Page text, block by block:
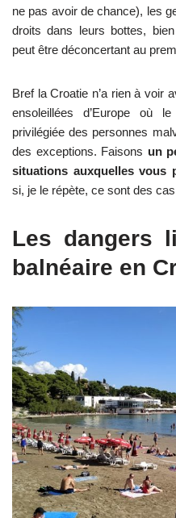
ne pas avoir de chance), les
droits dans leurs bottes,
peut être déconcertant au
Bref la Croatie n’a rien à voir
ensoleillées d’Europe où
privilégiée des personnes
des exceptions. Faisons un
situations auxquelles vous
si, je le répète, ce sont des
Les dangers
balnéaire en